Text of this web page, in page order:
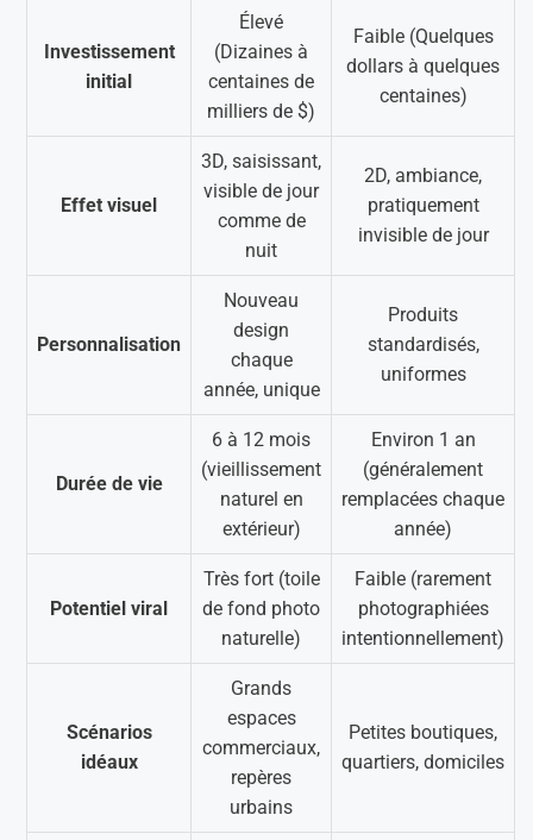
Investissement
initial
Élevé
(Dizaines à
centaines de
milliers de $)
Faible (Quelques
dollars à quelques
centaines)
Effet visuel
3D, saisissant,
visible de jour
comme de
nuit
2D, ambiance,
pratiquement
invisible de jour
Personnalisation
Nouveau
design
chaque
année, unique
Produits
standardisés,
uniformes
Durée de vie
6 à 12 mois
(vieillissement
naturel en
extérieur)
Environ 1 an
(généralement
remplacées chaque
année)
Potentiel viral
Très fort (toile
de fond photo
naturelle)
Faible (rarement
photographiées
intentionnellement)
Scénarios
idéaux
Grands
espaces
commerciaux,
repères
urbains
Petites boutiques,
quartiers, domiciles